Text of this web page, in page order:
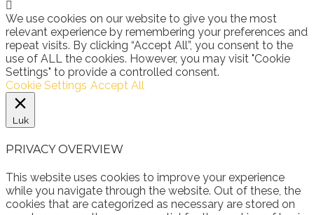
We use cookies on our website to give you the most
relevant experience by remembering your preferences and
repeat visits. By clicking “Accept All”, you consent to the
use of ALL the cookies. However, you may visit "Cookie
Settings" to provide a controlled consent.
Cookie Settings Accept All
Luk
PRIVACY OVERVIEW
This website uses cookies to improve your experience
while you navigate through the website. Out of these, the
cookies that are categorized as necessary are stored on